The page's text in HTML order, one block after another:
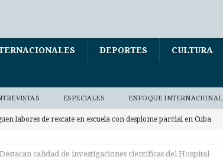
DEPORTES CULTURA
ESPECIALES ENFOQUE INTERNACIONAL
labores de rescate en escuela con desplome parcial en Cuba
Destacan calidad de investigaciones científicas del Hospital